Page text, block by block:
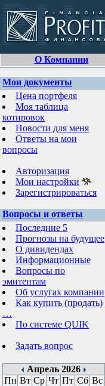
О Компании
Мои документы
Цена портфеля
Моя таблица
котировок
Новости для меня
Ответы на мои
вопросы
Авторизация
Мои настройки
Зарегистрироваться
Вопросы и ответы
Последние 5
Прогнозы на будущее
О дивидендах
Информационные
Вопросы по
эмитентам
Об услугах компании
Как купить (продать)
…
По системе QUIK
Задать вопрос
Апрель 2026
Пн Вт Ср Чт Пт Сб Вс